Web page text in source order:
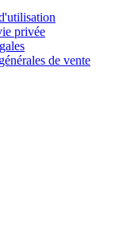
privée
de vente